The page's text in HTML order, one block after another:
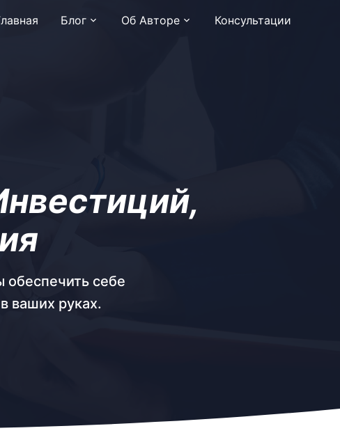
Блог Об Авторе Консультации
обеспечить себе
ваших руках.